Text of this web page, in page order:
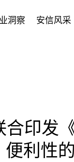
洞察 安信风采
印发
便利性